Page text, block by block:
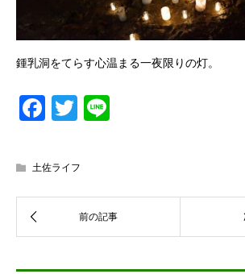
鍾乳洞をてらす心温まる一夜限りの灯。
Facebook
Twitter
土佐ライフ